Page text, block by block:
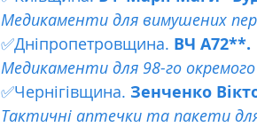
Медикаменти для вимушених
✅Дніпропетровщина. ВЧ А72**.
Медикаменти для 98-го
✅Чернігівщина. Зенченко
Тактичні аптечки та пакети